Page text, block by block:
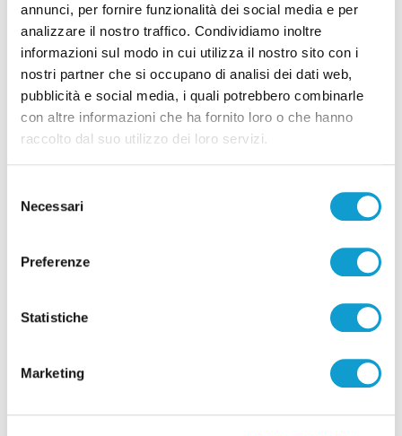
annunci, per fornire funzionalità dei social media e per
analizzare il nostro traffico. Condividiamo inoltre
informazioni sul modo in cui utilizza il nostro sito con i
nostri partner che si occupano di analisi dei dati web,
pubblicità e social media, i quali potrebbero combinarle
con altre informazioni che ha fornito loro o che hanno
raccolto dal suo utilizzo dei loro servizi.
delNecessari
Preferenze
Statistiche
Marketing
Pubblicità